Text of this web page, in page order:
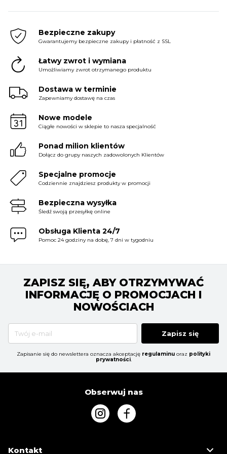
Bezpieczne zakupy
Gwarantujemy bezpieczne zakupy i płatność z SSL
Łatwy zwrot i wymiana
Umożliwiamy zwrot otrzymanego produktu
Dostawa w terminie
Zapewniamy dostawę na czas
Nowe modele
Ciągłe nowości w sklepie to nasza specjalność
Ponad milion klientów
Dołącz do grupy naszych zadowolonych Klientów
Specjalne promocje
Codziennie znajdziesz produkty w promocji
Bezpieczna wysyłka
Śledź swoją przesyłkę online
Obsługa Klienta 24/7
Pomoc 24 godziny na dobę, 7 dni w tygodniu
ZAPISZ SIĘ, ABY OTRZYMYWAĆ
INFORMACJĘ O PROMOCJACH I
NOWOŚCIACH
Zapisz się
Zapisanie się do newslettera oznacza akceptację regulaminu oraz polityki
prywatności.
Obserwuj nas
Kontakt